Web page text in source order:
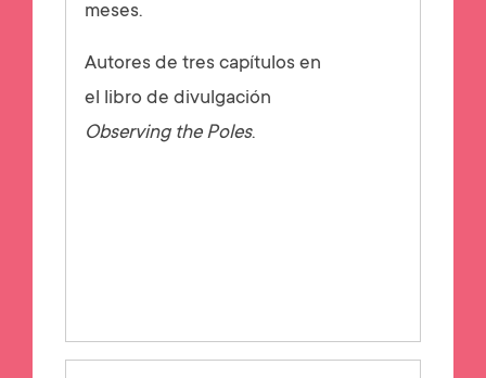
meses.
Autores de tres capítulos en
el libro de divulgación
Observing the Poles.